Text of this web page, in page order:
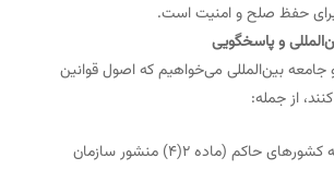
حفظ صلح و امنیت است.
و پاسخگویی
جامعه بین‌المللی می‌خواهیم که اصول قوانین
از جمله:
ممنوعیت تهاجم به کشورهای حاکم (ماده ۲(۴) منشور سازمان